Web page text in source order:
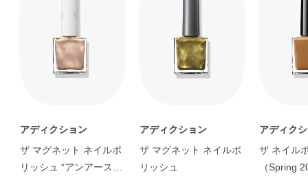
アディクション
ザ マグネット ネイルポ
リッシュ “アンアースド
アディクション
ザ マグネット ネイルポ
リッシュ
アディク
ザ ネイル
（Spring